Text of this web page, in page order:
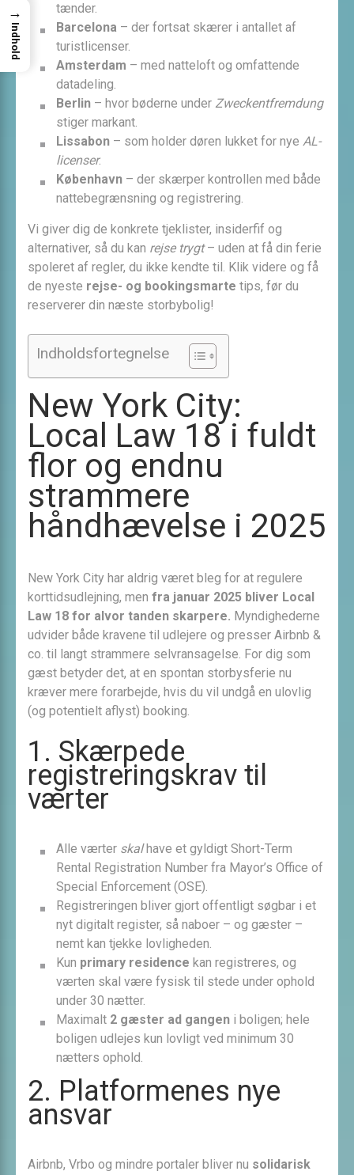
tænder.
Barcelona – der fortsat skærer i antallet af
turistlicenser.
Amsterdam – med natteloft og omfattende
datadeling.
Berlin – hvor bøderne under Zweckentfremdung
stiger markant.
Lissabon – som holder døren lukket for nye AL-
licenser.
København – der skærper kontrollen med både
nattebegrænsning og registrering.
Vi giver dig de konkrete tjeklister, insiderfif og
alternativer, så du kan rejse trygt– uden at få din ferie
spoleret af regler, du ikke kendte til. Klik videre og få
de nyeste rejse- og bookingsmarte tips, før du
reserverer din næste storbybolig!
Indholdsfortegnelse
New York City:
Local Law 18 i fuldt
flor og endnu
strammere
håndhævelse i 2025
New York City har aldrig været bleg for at regulere
korttids­udlejning, men fra januar 2025 bliver Local
Law 18 for alvor tanden skarpere. Myndighederne
udvider både kravene til udlejere og presser Airbnb &
co. til langt strammere selvransagelse. For dig som
gæst betyder det, at en spontan storbys­ferie nu
kræver mere forarbejde, hvis du vil undgå en ulovlig
(og potentielt aflyst) booking.
1. Skærpede
registrerings­krav til
værter
Alle værter skalhave et gyldigt Short-Term
Rental Registration Number fra Mayor’s Office of
Special Enforcement (OSE).
Registreringen bliver gjort offentligt søgbar i et
nyt digitalt register, så naboer – og gæster –
nemt kan tjekke lovligheden.
Kun primary residence kan registreres, og
værten skal være fysisk til stede under ophold
under 30 nætter.
Maximalt 2 gæster ad gangen i boligen; hele
boligen udlejes kun lovligt ved minimum 30
nætters ophold.
2. Platformenes nye
ansvar
Airbnb, Vrbo og mindre portaler bliver nu solidarisk
→
Indhold